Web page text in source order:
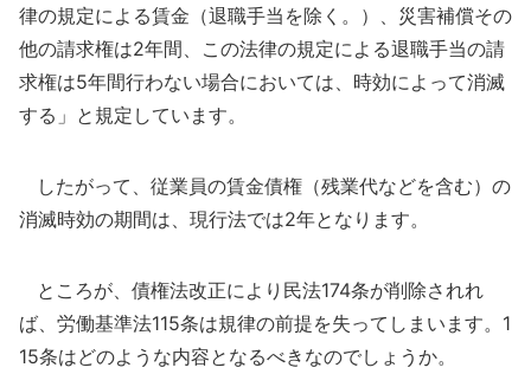
律の規定による賃金（退職手当を除く。）、災害補償その
他の請求権は2年間、この法律の規定による退職手当の請
求権は5年間行わない場合においては、時効によって消滅
する」と規定しています。
したがって、従業員の賃金債権（残業代などを含む）の
消滅時効の期間は、現行法では2年となります。
ところが、債権法改正により民法174条が削除されれ
ば、労働基準法115条は規律の前提を失ってしまいます。1
15条はどのような内容となるべきなのでしょうか。